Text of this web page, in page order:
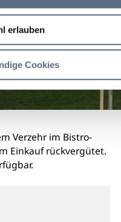
erlauben
Cookies
Verzehr im Bistro-
Einkauf rückvergütet.